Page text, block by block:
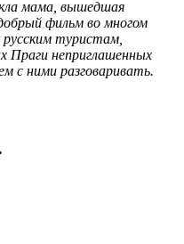
мама, вышедшая
фильм во многом
туристам,
Праги неприглашенных
с ними разговаривать.